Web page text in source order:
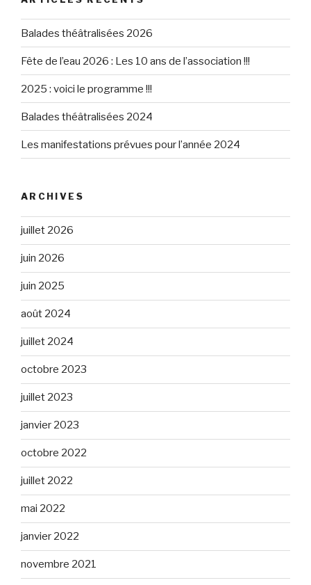
Balades théâtralisées 2026
Fête de l’eau 2026 : Les 10 ans de l’association !!!
2025 : voici le programme !!!
Balades théâtralisées 2024
Les manifestations prévues pour l’année 2024
ARCHIVES
juillet 2026
juin 2026
juin 2025
août 2024
juillet 2024
octobre 2023
juillet 2023
janvier 2023
octobre 2022
juillet 2022
mai 2022
janvier 2022
novembre 2021